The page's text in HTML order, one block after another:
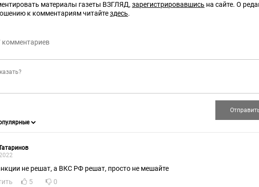
материалы газеты ВЗГЛЯД,зарегистрировавшись на сайте. О
к комментариям читайтездесь.
комментариев
не решат, а ВКС РФ решат, просто не мешайте
5 0